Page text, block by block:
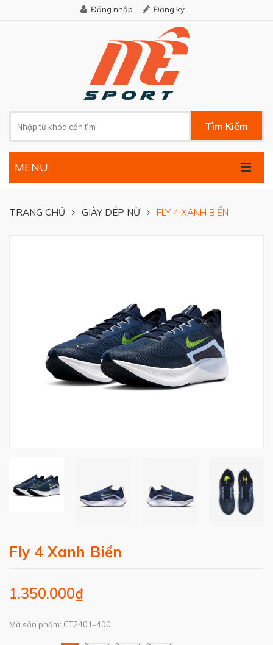
Đăng nhập Đăng ký
Tìm Kiếm
.
MENU
TRANG CHỦ GIÀY DÉP NỮ FLY 4 XANH BIỂN
Fly 4 Xanh Biển
1.350.000₫
Mã sản phẩm: CT2401-400